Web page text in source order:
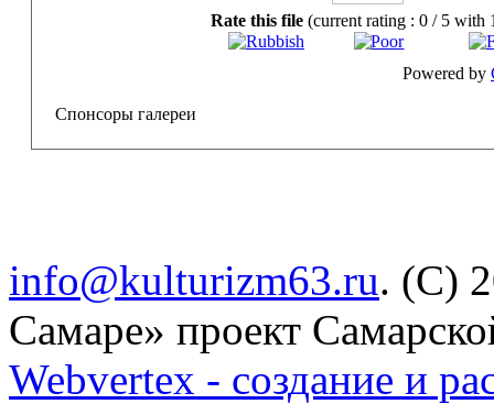
Rate this file (current rating : 0 / 5 with
Powered by
Спонсоры галереи
info@kulturizm63.ru. (C)
Самаре» проект
Webvertex - создание и